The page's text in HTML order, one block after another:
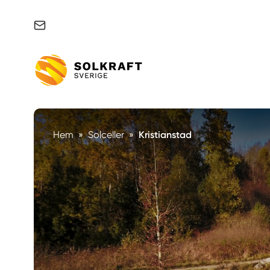
Hem » Solceller » Kristianstad